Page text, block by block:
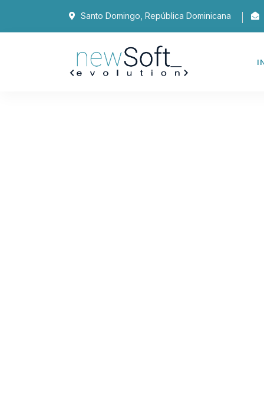
Santo Domingo, República Dominicana